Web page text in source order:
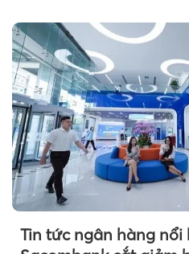
Tin tức ngân hàng nổi